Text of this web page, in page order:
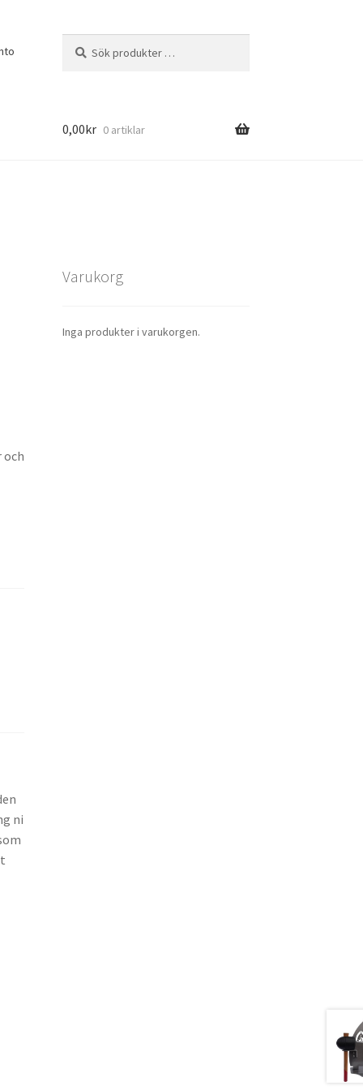
efter:
0,00kr 0 artiklar
och
ni
Varukorg
Inga produkter i varukorgen.